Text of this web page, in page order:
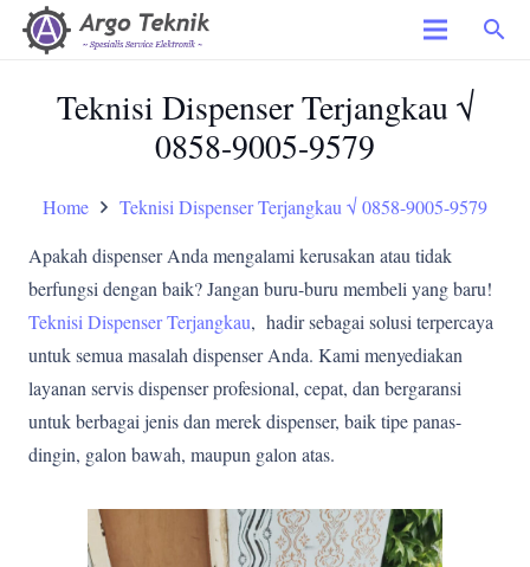
search
Teknisi Dispenser Terjangkau √
0858-9005-9579
Home
Teknisi Dispenser Terjangkau √ 0858-9005-9579
Apakah dispenser Anda mengalami kerusakan atau tidak
berfungsi dengan baik? Jangan buru-buru membeli yang baru!
Teknisi Dispenser Terjangkau, hadir sebagai solusi terpercaya
untuk semua masalah dispenser Anda. Kami menyediakan
layanan servis dispenser profesional, cepat, dan bergaransi
untuk berbagai jenis dan merek dispenser, baik tipe panas-
dingin, galon bawah, maupun galon atas.